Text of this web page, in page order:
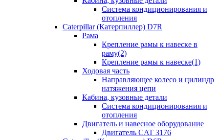
Система кондиционирования и
отопления
Caterpillar (Катерпиллер) D7R
Рама
Крепление рамы к навеске в
раму(2)
Крепление рамы к навеске(1)
Ходовая часть
Направляющее колесо и цилиндр
натяжения цепи
Кабина, кузовные детали
Система кондиционирования и
отопления
Двигатель и навесное оборудование
Двигатель CAT 3176